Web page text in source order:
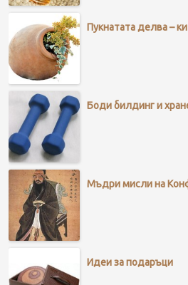
Пукнатата делва –
Боди билдинг и
Мъдри мисли на
Идеи за подаръци